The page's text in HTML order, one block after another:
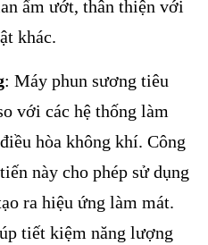
ẩm ướt, thân thiện với
khác.
: Máy phun sương tiêu
với các hệ thống làm
hòa không khí. Công
này cho phép sử dụng
ra hiệu ứng làm mát.
tiết kiệm năng lượng